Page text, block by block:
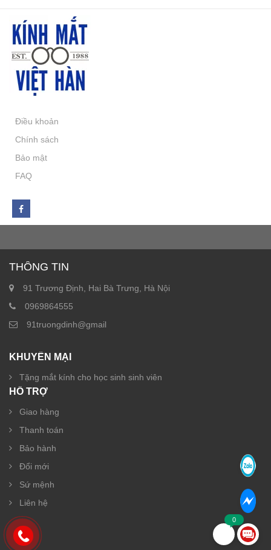
Điều khoản
Chính sách
Bảo mật
FAQ
THÔNG TIN
91 Trương Định, Hai Bà Trưng, Hà Nội
0969864555
91truongdinh@gmail
KHUYẾN MẠI
Tặng mắt kính cho học sinh sinh viên
HỖ TRỢ
Giao hàng
Thanh toán
Bảo hành
Đổi mới
Sứ mệnh
Liên hệ
0